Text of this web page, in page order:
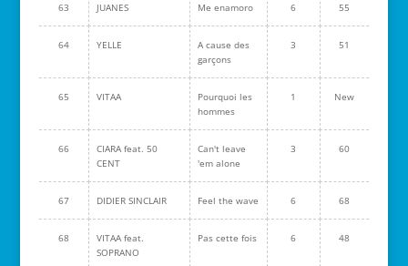
63 JUANES Me enamoro 6 55
64 YELLE
A cause des
garçons
3 51
65 VITAA
Pourquoi les
hommes
1 New
66
CIARA feat. 50
CENT
Can't leave
'em alone
3 60
67 DIDIER SINCLAIR Feel the wave 6 68
68
VITAA feat.
SOPRANO
Pas cette fois 6 48